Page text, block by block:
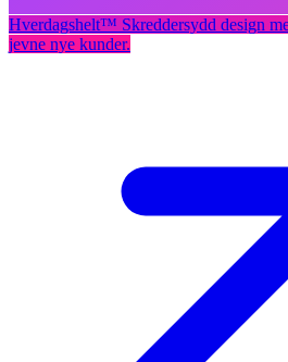
Hverdagshelt™ Skreddersydd design
jevne nye kunder.